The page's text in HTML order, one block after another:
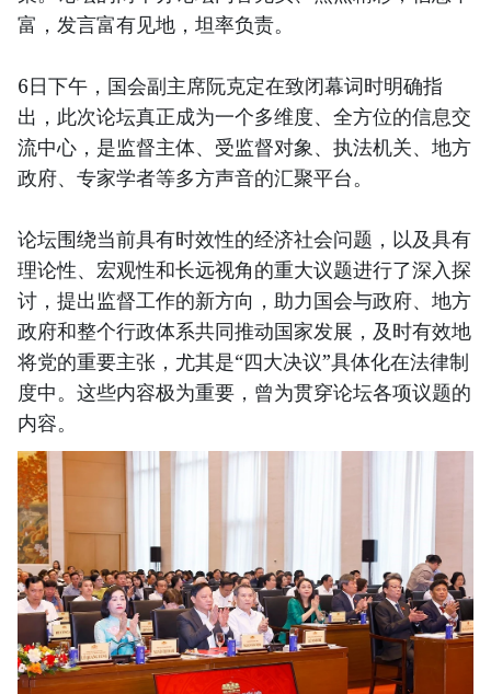
富，发言富有见地，坦率负责。
6日下午，国会副主席阮克定在致闭幕词时明确指
出，此次论坛真正成为一个多维度、全方位的信息交
流中心，是监督主体、受监督对象、执法机关、地方
政府、专家学者等多方声音的汇聚平台。
论坛围绕当前具有时效性的经济社会问题，以及具有
理论性、宏观性和长远视角的重大议题进行了深入探
讨，提出监督工作的新方向，助力国会与政府、地方
政府和整个行政体系共同推动国家发展，及时有效地
将党的重要主张，尤其是“四大决议”具体化在法律制
度中。这些内容极为重要，曾为贯穿论坛各项议题的
内容。